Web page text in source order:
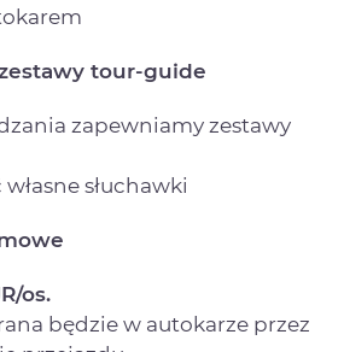
tour-guide
zapewniamy zestawy
słuchawki
os.
będzie w autokarze przez